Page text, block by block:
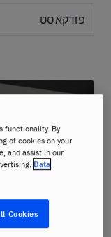
functionality. By
of cookies on your
and assist in our
Data
Cookies